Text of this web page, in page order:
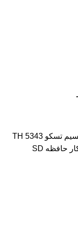
هندزفری بلوتوث تسکو TH 5343 هندزفری بیسیم تسکو TH 5343